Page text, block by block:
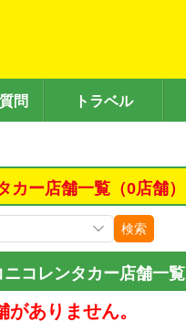
問 トラベル
ー店舗一覧（0店舗）
検索
コレンタカー店舗一覧
ありません。